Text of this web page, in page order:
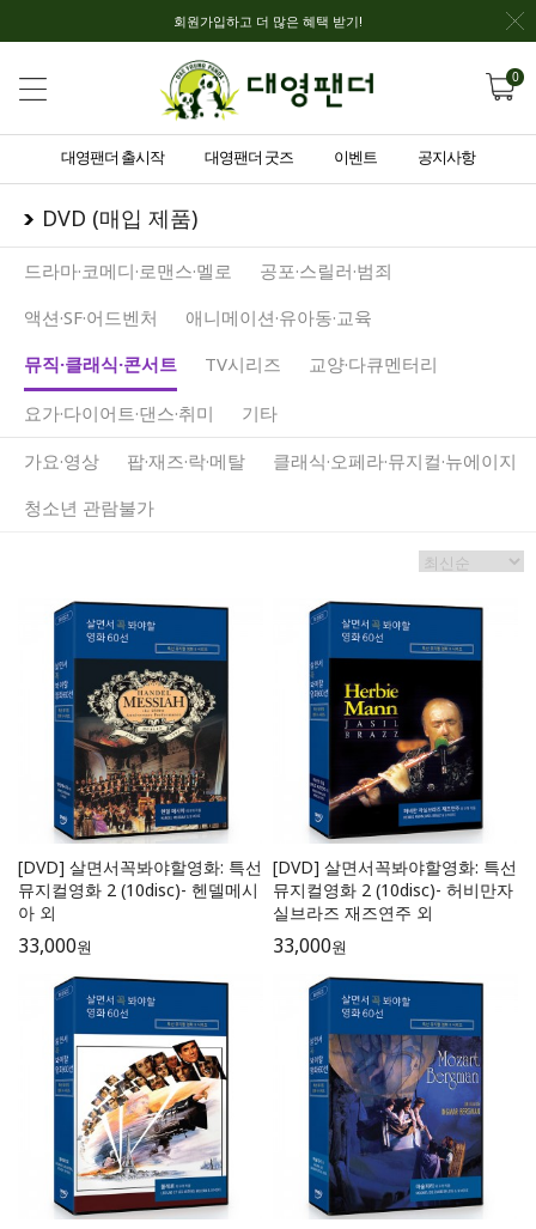
회원가입하고 더 많은 혜택 받기!
0
대영팬더 출시작 대영팬더 굿즈 이벤트 공지사항
DVD (매입 제품)
드라마·코메디·로맨스·멜로
공포·스릴러·범죄
액션·SF·어드벤처
애니메이션·유아동·교육
뮤직·클래식·콘서트
TV시리즈 교양·다큐멘터리
요가·다이어트·댄스·취미
기타
가요·영상
팝·재즈·락·메탈
클래식·오페라·뮤지컬·뉴에이지
청소년 관람불가
[DVD] 살면서꼭봐야할영화: 특선
뮤지컬영화 2 (10disc)- 헨델메시
아 외
33,000원
[DVD] 살면서꼭봐야할영화: 특선
뮤지컬영화 2 (10disc)- 허비만자
실브라즈 재즈연주 외
33,000원